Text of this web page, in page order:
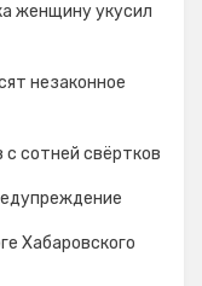
женщину укусил
незаконное
сотней свёртков
Хабаровского